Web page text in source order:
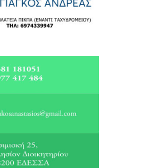
Πολιτική
Αθλητικά